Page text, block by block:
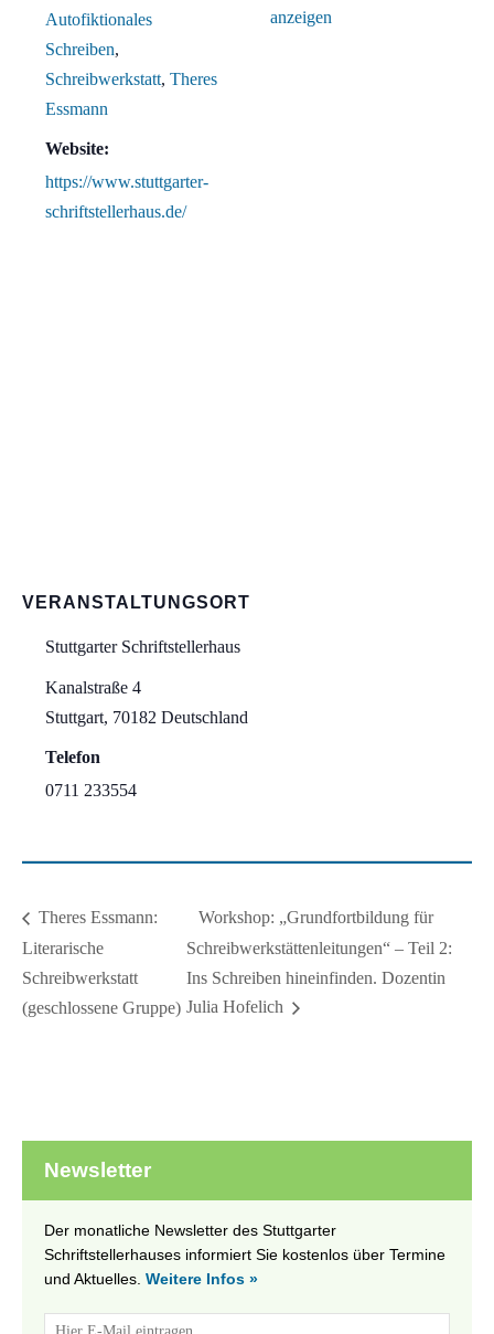
Autofiktionales
Schreiben,
Schreibwerkstatt, Theres
Essmann
Website:
https://www.stuttgarter-
schriftstellerhaus.de/
anzeigen
VERANSTALTUNGSORT
Stuttgarter Schriftstellerhaus
Kanalstraße 4
Stuttgart, 70182 Deutschland
Telefon
0711 233554
Theres Essmann:
Literarische
Schreibwerkstatt
(geschlossene Gruppe)
Workshop: „Grundfortbildung für
Schreibwerkstättenleitungen“ – Teil 2:
Ins Schreiben hineinfinden. Dozentin
Julia Hofelich
Newsletter
Der monatliche Newsletter des Stuttgarter
Schriftstellerhauses informiert Sie kostenlos über Termine
und Aktuelles. Weitere Infos »